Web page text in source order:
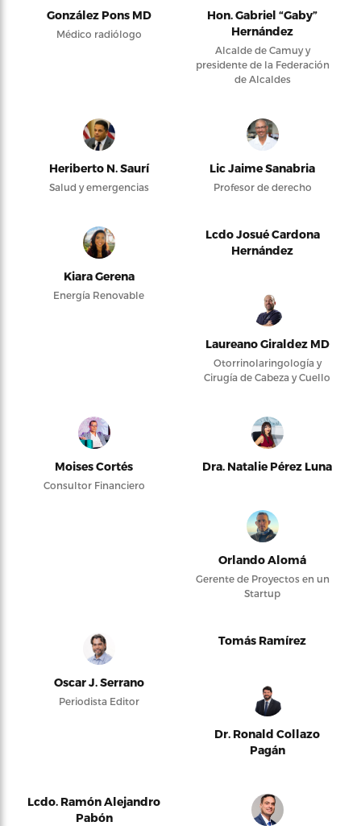
González Pons MD
Médico radiólogo
Hon. Gabriel “Gaby”
Hernández
Alcalde de Camuy y
presidente de la Federación
de Alcaldes
Heriberto N. Saurí
Salud y emergencias
Lic Jaime Sanabria
Profesor de derecho
Kiara Gerena
Energía Renovable
Lcdo Josué Cardona
Hernández
Laureano Giraldez MD
Otorrinolaringología y
Cirugía de Cabeza y Cuello
Moises Cortés
Consultor Financiero
Dra. Natalie Pérez Luna
Orlando Alomá
Gerente de Proyectos en un
Startup
Oscar J. Serrano
Periodista Editor
Tomás Ramírez
Dr. Ronald Collazo
Pagán
Lcdo. Ramón Alejandro
Pabón